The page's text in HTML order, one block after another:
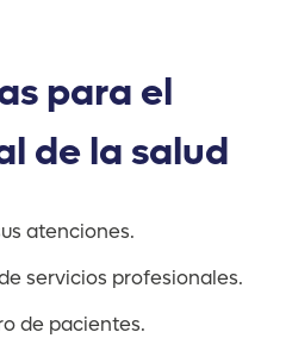
para el
de la salud
atenciones.
servicios profesionales.
de pacientes.